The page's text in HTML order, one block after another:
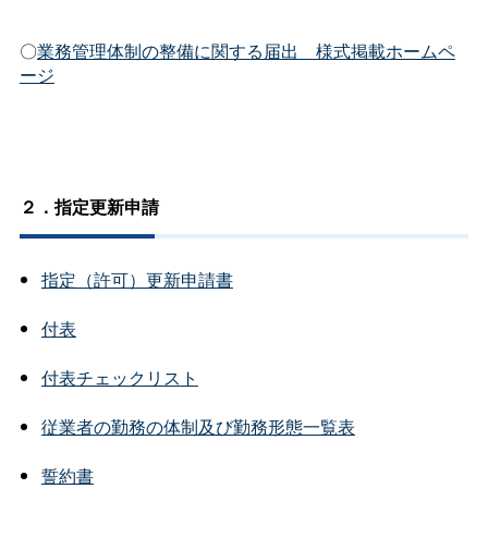
〇業務管理体制の整備に関する届出＿様式掲載ホームペ
ージ
２．指定更新申請
指定（許可）更新申請書
付表
付表チェックリスト
従業者の勤務の体制及び勤務形態一覧表
誓約書